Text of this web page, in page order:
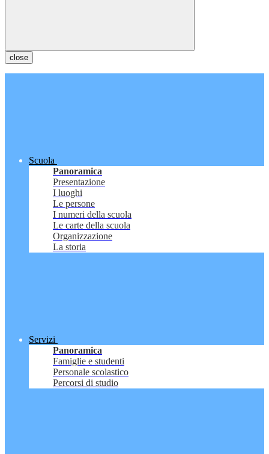
close
Scuola
Panoramica
Presentazione
I luoghi
Le persone
I numeri della scuola
Le carte della scuola
Organizzazione
La storia
Servizi
Panoramica
Famiglie e studenti
Personale scolastico
Percorsi di studio